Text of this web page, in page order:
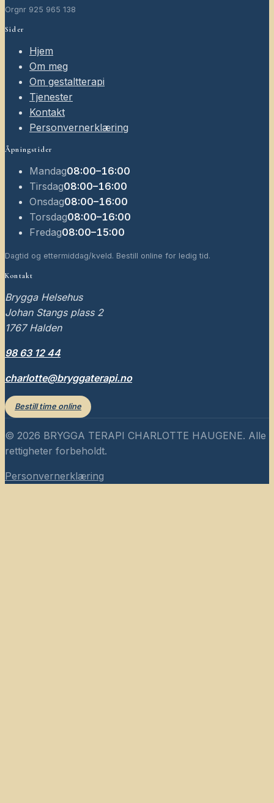
Orgnr 925 965 138
Sider
Hjem
Om meg
Om gestaltterapi
Tjenester
Kontakt
Personvernerklæring
Åpningstider
Mandag08:00–16:00
Tirsdag08:00–16:00
Onsdag08:00–16:00
Torsdag08:00–16:00
Fredag08:00–15:00
Dagtid og ettermiddag/kveld. Bestill online for ledig tid.
Kontakt
Brygga Helsehus
Johan Stangs plass 2
1767 Halden
98 63 12 44
charlotte@bryggaterapi.no
Bestill time online
© 2026 BRYGGA TERAPI CHARLOTTE HAUGENE. Alle
rettigheter forbeholdt.
Personvernerklæring